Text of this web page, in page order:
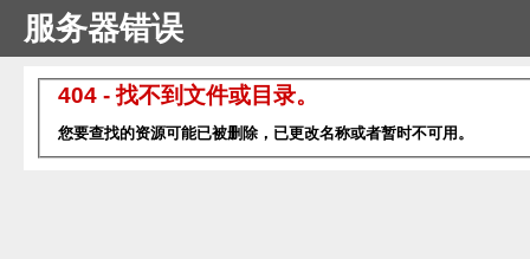
服务器错误
404 - 找不到文件或目录。
您要查找的资源可能已被删除，已更改名称或者暂时不可用。